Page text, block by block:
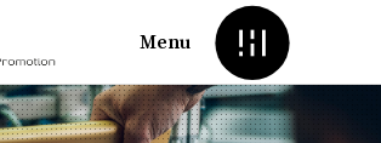
Menu